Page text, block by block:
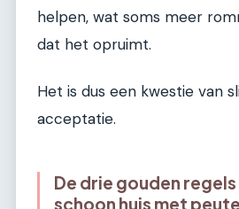
helpen, wat soms meer
dat het opruimt.
Het is dus een kwestie van
acceptatie.
De drie gouden
schoon huis met